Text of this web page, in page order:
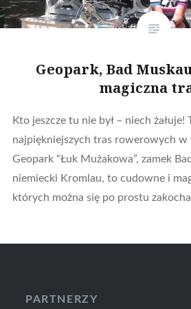
Geopark, Bad
magiczna
Kto jeszcze tu nie był – niech żałuje!
najpiękniejszych tras rowerowych w
Geopark “Łuk Mużakowa”, zamek
niemiecki Kromlau, to cudowne i
których można się po prostu
PARTNERZY